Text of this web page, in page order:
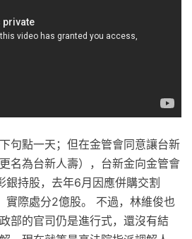
句點一天；但在金管會同意讓台新
名為台新人壽），台新金向金管會
持股，去年6月因應併購交割
實際處分2億股。 不過，林維俊也
部的官司仍是進行式，還沒有結